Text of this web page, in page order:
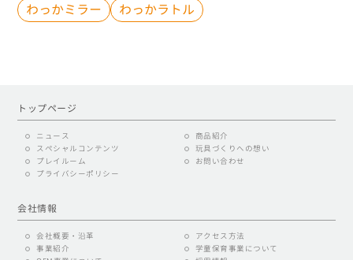
わっかミラー
わっかラトル
トップページ
ニュース
商品紹介
スペシャルコンテンツ
玩具づくりへの想い
プレイルーム
お問い合わせ
プライバシーポリシー
会社情報
会社概要・沿革
アクセス方法
事業紹介
学童保育事業について